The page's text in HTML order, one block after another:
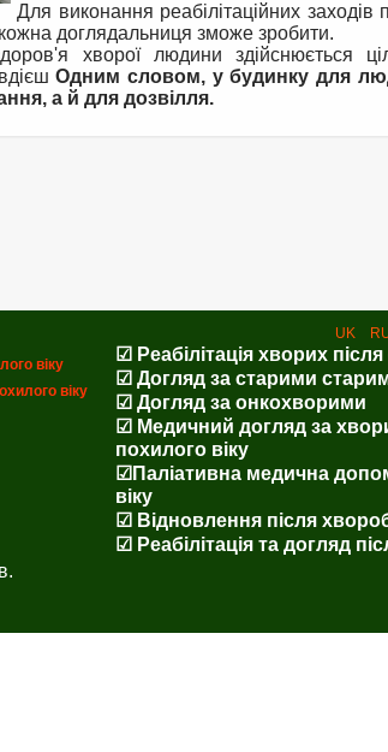
Для виконання реабілітаційних заходів
доглядальниця зможе зробити.
хворої людини здійснюється
Одним словом, у будинку для
а й для дозвілля.
віку
віку
UK
☑ Реабілітація хворих після
☑ Догляд за старими
☑ Догляд за онкохворими
☑ Медичний догляд за
похилого віку
☑Паліативна медична
віку
☑ Відновлення після
☑ Реабілітація та догляд